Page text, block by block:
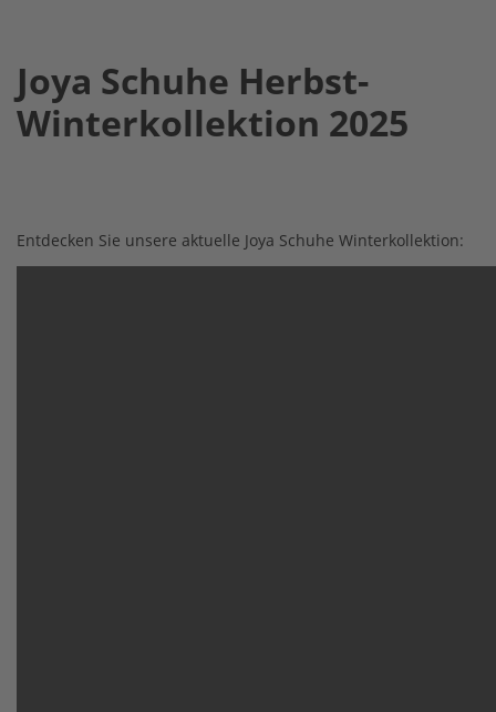
Joya Schuhe Herbst-
Winterkollektion 2025
Entdecken Sie unsere aktuelle Joya Schuhe Winterkollektion: